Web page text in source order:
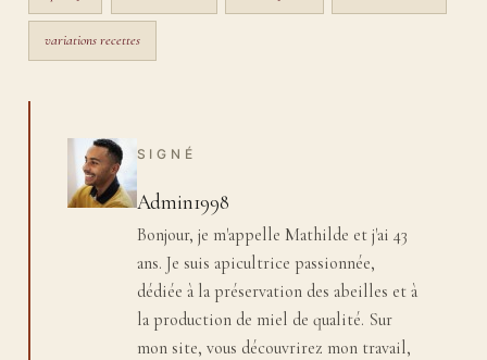
variations recettes
SIGNÉ
Admin1998
Bonjour, je m'appelle Mathilde et j'ai 43
ans. Je suis apicultrice passionnée,
dédiée à la préservation des abeilles et à
la production de miel de qualité. Sur
mon site, vous découvrirez mon travail,